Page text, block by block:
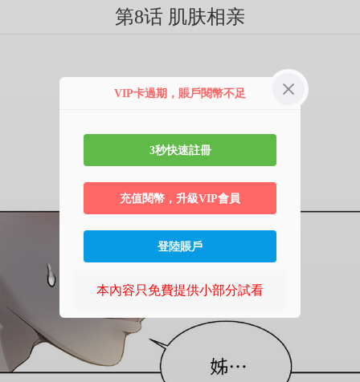
第8话 肌肤相亲
VIP卡過期，賬戶閱幣不足
3秒快速註冊
充值閱幣，升級VIP會員
登陸賬戶
本內容只免費提供小部分試看